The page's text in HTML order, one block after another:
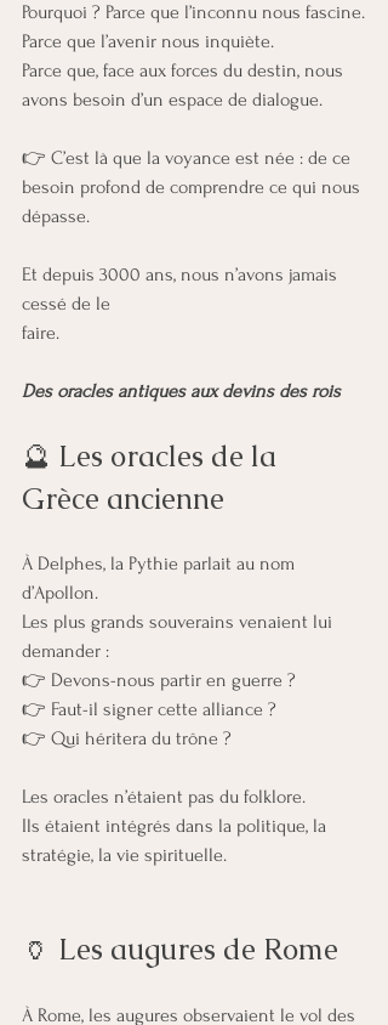
Pourquoi ? Parce que l’inconnu nous fascine.
Parce que l’avenir nous inquiète.
Parce que, face aux forces du destin, nous
avons besoin d’un espace de dialogue.
👉 C’est là que la voyance est née : de ce
besoin profond de comprendre ce qui nous
dépasse.
Et depuis 3000 ans, nous n’avons jamais
cessé de le
faire.
Des oracles antiques aux devins des rois
🔮 Les oracles de la
Grèce ancienne
À Delphes, la Pythie parlait au nom
d’Apollon.
Les plus grands souverains venaient lui
demander :
👉 Devons-nous partir en guerre ?
👉 Faut-il signer cette alliance ?
👉 Qui héritera du trône ?
Les oracles n’étaient pas du folklore.
Ils étaient intégrés dans la politique, la
stratégie, la vie spirituelle.
🏺 Les augures de Rome
À Rome, les augures observaient le vol des